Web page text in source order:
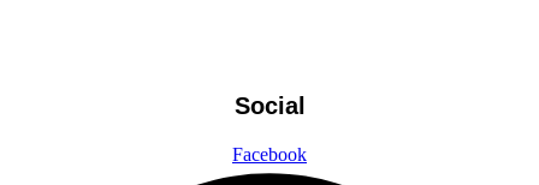
Social
Facebook